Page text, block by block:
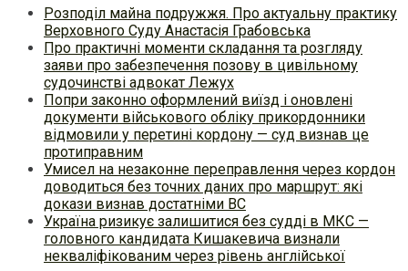
Розподіл майна подружжя. Про актуальну практику
Верховного Суду Анастасія Грабовська
Про практичні моменти складання та розгляду
заяви про забезпечення позову в цивільному
судочинстві адвокат Лежух
Попри законно оформлений виїзд і оновлені
документи військового обліку прикордонники
відмовили у перетині кордону — суд визнав це
протиправним
Умисел на незаконне переправлення через кордон
доводиться без точних даних про маршрут: які
докази визнав достатніми ВС
Україна ризикує залишитися без судді в МКС —
головного кандидата Кишакевича визнали
некваліфікованим через рівень англійської